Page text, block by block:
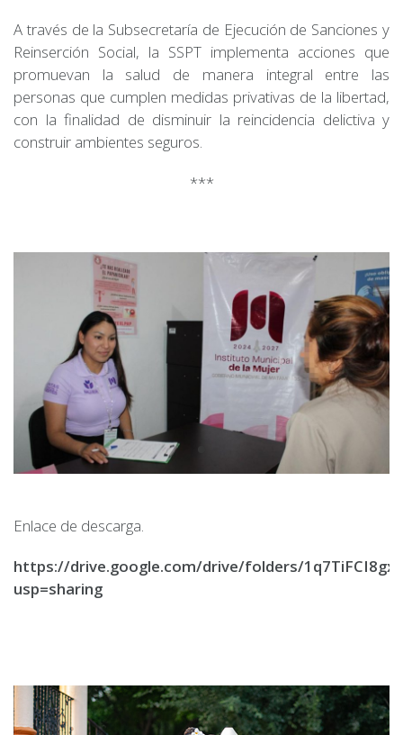
A través de la Subsecretaría de Ejecución de Sanciones y
Reinserción Social, la SSPT implementa acciones que
promuevan la salud de manera integral entre las
personas que cumplen medidas privativas de la libertad,
con la finalidad de disminuir la reincidencia delictiva y
construir ambientes seguros.
***
Enlace de descarga.
https://drive.google.com/drive/folders/
usp=sharing